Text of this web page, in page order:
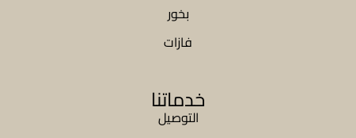
بخور
فازات
خدماتنا
التوصيل